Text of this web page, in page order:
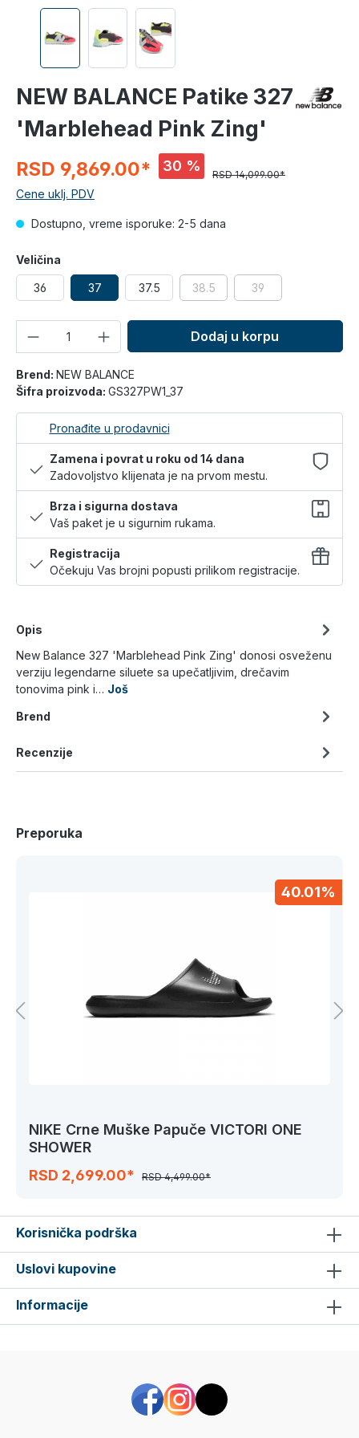
NEW BALANCE Patike 327
'Marblehead Pink Zing'
RSD 9,869.00* 30 %
RSD 14,099.00*
Cene uklj. PDV
Dostupno, vreme isporuke: 2-5 dana
Veličina
36 37 37.5 38.5 39
Dodaj u korpu
Brend: NEW BALANCE
Šifra proizvoda: GS327PW1_37
Pronađite u prodavnici
Zamena i povrat u roku od 14 dana
Zadovoljstvo klijenata je na prvom mestu.
Brza i sigurna dostava
Vaš paket je u sigurnim rukama.
Registracija
Očekuju Vas brojni popusti prilikom registracije.
Opis
New Balance 327 'Marblehead Pink Zing' donosi osveženu
verziju legendarne siluete sa upečatljivim, drečavim
tonovima pink i… Još
Brend
Recenzije
Preporuka
40.01%
NIKE Crne Muške Papuče VICTORI ONE
SHOWER
RSD 2,699.00*
RSD 4,499.00*
Korisnička podrška
Uslovi kupovine
Informacije